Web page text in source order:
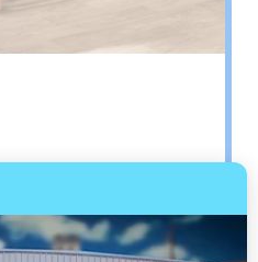
self service. Il se
en 10 minutes.
bricoleur pour être sûr